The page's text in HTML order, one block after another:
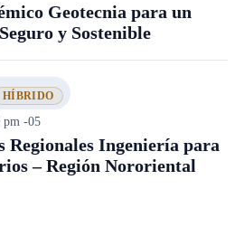
Geotecnia para un
y Sostenible
HÍBRIDO
pm -05
Regionales Ingeniería para
– Región Nororiental